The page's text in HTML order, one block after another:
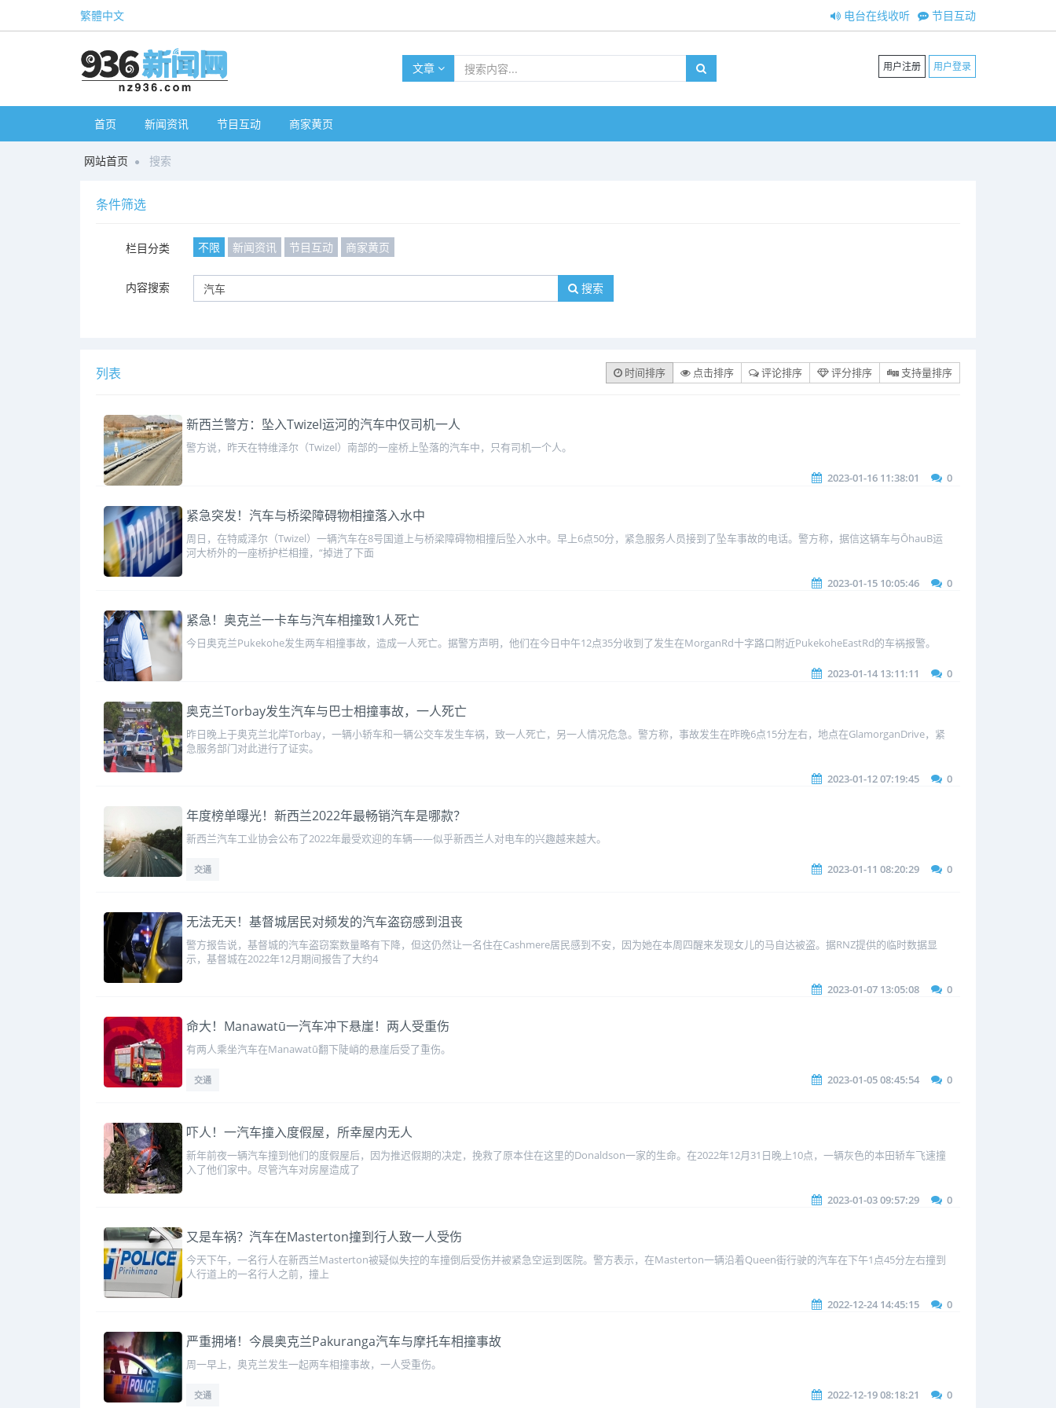
繁體中文 节目互动
电台在线收听
文章 用户注册 用户登录
首页 新闻资讯 节目互动 商家黄页
网站首页 搜索
条件筛选
栏目分类 不限 新闻资讯 节目互动 商家黄页
内容搜索 搜索
列表 时间排序 点击排序 评论排序 评分排序 支持量排序
新西兰警方：坠入Twizel运河的汽车中仅司机一人
警方说，昨天在特维泽尔（Twizel）南部的一座桥上坠落的汽车中，只有司机一个人。
2023-01-16 11:38:01 0
紧急突发！汽车与桥梁障碍物相撞落入水中
周日，在特威泽尔（Twizel）一辆汽车在8号国道上与桥梁障碍物相撞后坠入水中。早上6点50分，紧急服务人员接到了坠车事故的电话。警方称，据信这辆车与ŌhauB运
河大桥外的一座桥护栏相撞，“掉进了下面
2023-01-15 10:05:46 0
紧急！奥克兰一卡车与汽车相撞致1人死亡
今日奥克兰Pukekohe发生两车相撞事故，造成一人死亡。据警方声明，他们在今日中午12点35分收到了发生在MorganRd十字路口附近PukekoheEastRd的车祸报警。
2023-01-14 13:11:11 0
奥克兰Torbay发生汽车与巴士相撞事故，一人死亡
昨日晚上于奥克兰北岸Torbay，一辆小轿车和一辆公交车发生车祸，致一人死亡，另一人情况危急。警方称，事故发生在昨晚6点15分左右，地点在GlamorganDrive，紧
急服务部门对此进行了证实。
2023-01-12 07:19:45 0
年度榜单曝光！新西兰2022年最畅销汽车是哪款？
新西兰汽车工业协会公布了2022年最受欢迎的车辆——似乎新西兰人对电车的兴趣越来越大。
交通 2023-01-11 08:20:29 0
无法无天！基督城居民对频发的汽车盗窃感到沮丧
警方报告说，基督城的汽车盗窃案数量略有下降，但这仍然让一名住在Cashmere居民感到不安，因为她在本周四醒来发现女儿的马自达被盗。据RNZ提供的临时数据显
示，基督城在2022年12月期间报告了大约4
2023-01-07 13:05:08 0
命大！Manawatū一汽车冲下悬崖！两人受重伤
有两人乘坐汽车在Manawatū翻下陡峭的悬崖后受了重伤。
交通 2023-01-05 08:45:54 0
吓人！一汽车撞入度假屋，所幸屋内无人
新年前夜一辆汽车撞到他们的度假屋后，因为推迟假期的决定，挽救了原本住在这里的Donaldson一家的生命。在2022年12月31日晚上10点，一辆灰色的本田轿车飞速撞
入了他们家中。尽管汽车对房屋造成了
2023-01-03 09:57:29 0
又是车祸？汽车在Masterton撞到行人致一人受伤
今天下午，一名行人在新西兰Masterton被疑似失控的车撞倒后受伤并被紧急空运到医院。警方表示，在Masterton一辆沿着Queen街行驶的汽车在下午1点45分左右撞到
人行道上的一名行人之前，撞上
2022-12-24 14:45:15 0
严重拥堵！今晨奥克兰Pakuranga汽车与摩托车相撞事故
周一早上，奥克兰发生一起两车相撞事故，一人受重伤。
交通 2022-12-19 08:18:21 0